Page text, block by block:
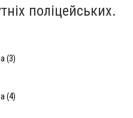
поліцейських.
(3)
(4)